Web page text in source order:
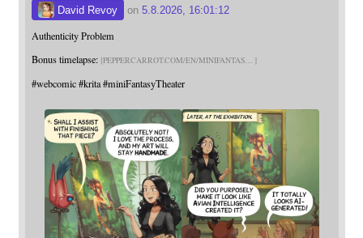
David Revoy on 5.8.2026, 16:01:12
Authenticity Problem
Bonus timelapse: PEPPERCARROT.COM/EN/MINIFANTAS
#webcomic #krita #miniFantasyTheater